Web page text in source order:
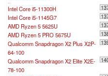
Intel Core i5-11300H
Intel Core i5-1145G7
AMD Ryzen 5 5625U
AMD Ryzen 5 PRO 5675U
Qualcomm Snapdragon X2 Plus X2P-
64-100
Qualcomm Snapdragon X2 Elite X2E-
78-100